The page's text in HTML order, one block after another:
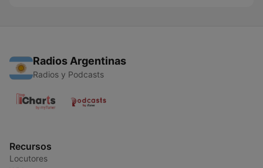
Radios Argentinas
Radios y Podcasts
Recursos
Locutores